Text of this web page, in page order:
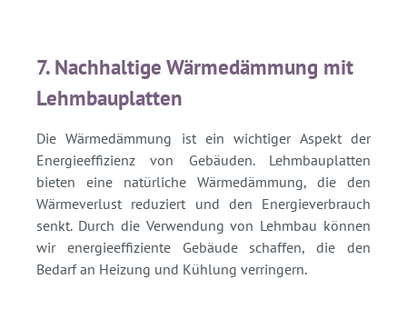
7. Nachhaltige Wärmedämmung mit
Lehmbauplatten
Die Wärmedämmung ist ein wichtiger Aspekt der
Energieeffizienz von Gebäuden. Lehmbauplatten
bieten eine natürliche Wärmedämmung, die den
Wärmeverlust reduziert und den Energieverbrauch
senkt. Durch die Verwendung von Lehmbau können
wir energieeffiziente Gebäude schaffen, die den
Bedarf an Heizung und Kühlung verringern.